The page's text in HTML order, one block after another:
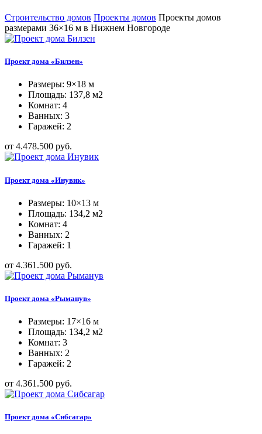
Строительство домов Проекты домов Проекты домов
размерами 36×16 м в Нижнем Новгороде
Проект дома «Билзен»
Размеры: 9×18 м
Площадь: 137,8 м2
Комнат: 4
Ванных: 3
Гаражей: 2
от 4.478.500 руб.
Проект дома «Инувик»
Размеры: 10×13 м
Площадь: 134,2 м2
Комнат: 4
Ванных: 2
Гаражей: 1
от 4.361.500 руб.
Проект дома «Рыманув»
Размеры: 17×16 м
Площадь: 134,2 м2
Комнат: 3
Ванных: 2
Гаражей: 2
от 4.361.500 руб.
Проект дома «Сибсагар»